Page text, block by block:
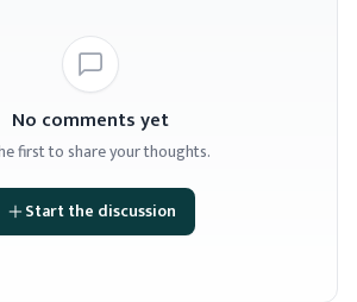
No comments yet
first to share your thoughts.
Start the discussion